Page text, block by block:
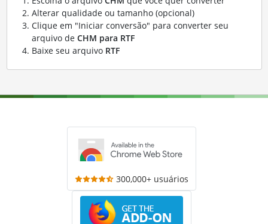
Alterar qualidade ou tamanho (opcional)
Clique em "Iniciar conversão" para converter seu
arquivo de CHM para RTF
Baixe seu arquivo RTF
300,000+ usuários